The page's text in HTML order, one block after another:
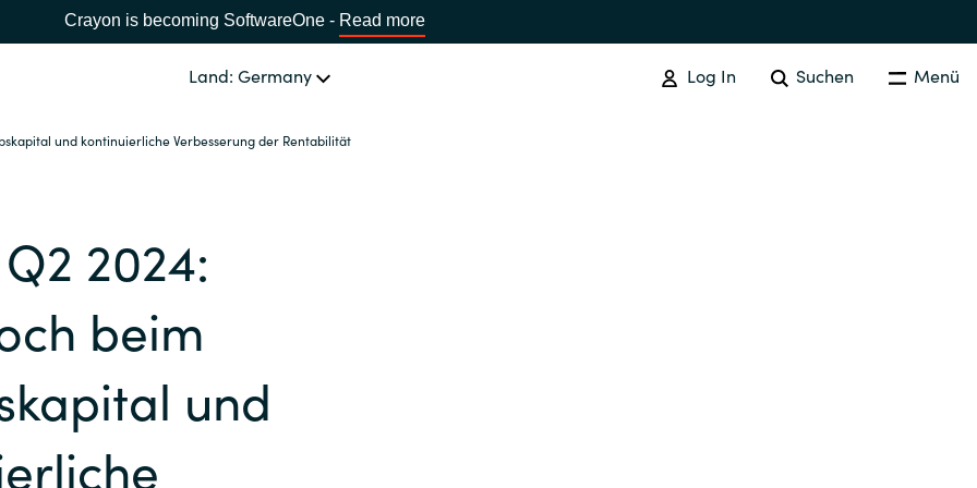
Crayon is becoming SoftwareOne - Read more
Land: Germany Log In Suchen Menü
und kontinuierliche Verbesserung der Rentabilität
Estonia
Adobe
Alludo
AWS
2024:
beim
und